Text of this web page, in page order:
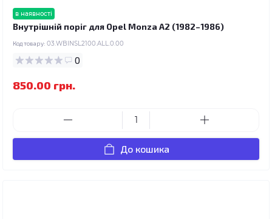
в наявності
Внутрішній поріг для Opel Monza A2 (1982–1986)
Код товару: 03.WBINSL2100.ALL.0.00
0
850.00 грн.
До кошика